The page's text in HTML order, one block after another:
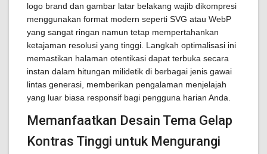
logo brand dan gambar latar belakang wajib dikompresi
menggunakan format modern seperti SVG atau WebP
yang sangat ringan namun tetap mempertahankan
ketajaman resolusi yang tinggi. Langkah optimalisasi ini
memastikan halaman otentikasi dapat terbuka secara
instan dalam hitungan milidetik di berbagai jenis gawai
lintas generasi, memberikan pengalaman menjelajah
yang luar biasa responsif bagi pengguna harian Anda.
Memanfaatkan Desain Tema Gelap
Kontras Tinggi untuk Mengurangi